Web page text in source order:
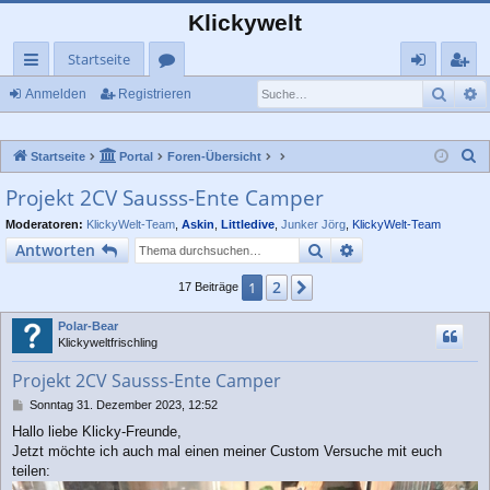
Klickywelt
ch
llz
ug
rif
f
Startseite
or
n
eg
rie
Anmelden Registrieren
Startseite Portal Foren-Übersicht
Projekt 2CV Sausss-Ente Camper
Moderatoren: KlickyWelt-Team Askin Littledive Junker Jörg KlickyWelt-Team
Antworten SucheErweiterte Suche
17 Beiträge 1 2
Polar-Bear
Klickyweltfrischling
Projekt 2CV Sausss-Ente Camper
B
i
t
r
a
Sonntag 31. Dezember 2023, 12:52
Hallo liebe Klicky-Freunde,
Jetzt möchte ich auch mal einen meiner Custom Versuche mit euch
teilen: